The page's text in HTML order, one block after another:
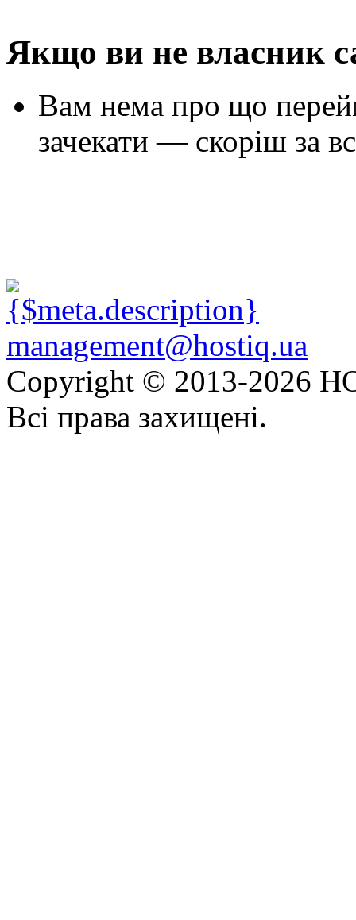
Якщо ви не власник
Вам нема про що
зачекати — скоріш за
management@hostiq.ua
Copyright © 2013-2026
Всі права захищені.